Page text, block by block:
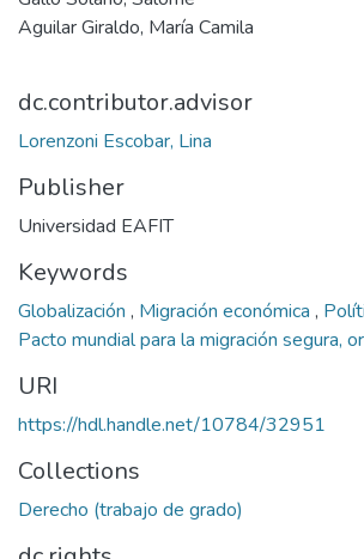
Aguilar Giraldo, María Camila
dc.contributor.advisor
Lorenzoni Escobar, Lina
Publisher
Universidad EAFIT
Keywords
Globalización , Migración económica ,
Pacto mundial para la migración segura,
URI
https://hdl.handle.net/10784/32951
Collections
Derecho (trabajo de grado)